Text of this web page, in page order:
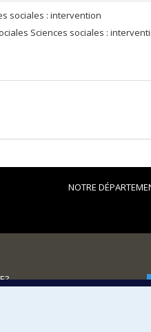
sociales : intervention
Sciences sociales :
NOTRE